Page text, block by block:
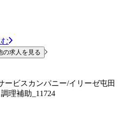
の求人を見る
ービスカンパニー/イリーゼ屯田
理補助_11724